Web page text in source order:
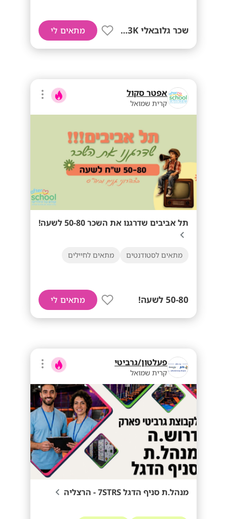
שכר גלובאלי 13K! + בונוסים!! מתאים לי
אפטר סקול
קרית שמואל
תל אביבים שדרגנו את השכר 50-80 לשעה!
מתאים לסטודנטים מתאים לחיילים
50-80 לשעה! מתאים לי
פעלטון/גרביטי
קרית שמואל
מנהל.ת סניף הדגל 7STRS - הרצליה